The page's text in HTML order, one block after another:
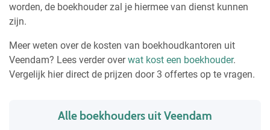
worden, de boekhouder zal je hiermee van dienst kunnen
zijn.
Meer weten over de kosten van boekhoudkantoren uit
Veendam? Lees verder overwat kost een boekhouder.
Vergelijk hier direct de prijzen door 3 offertes op te vragen.
Alle boekhouders uit Veendam